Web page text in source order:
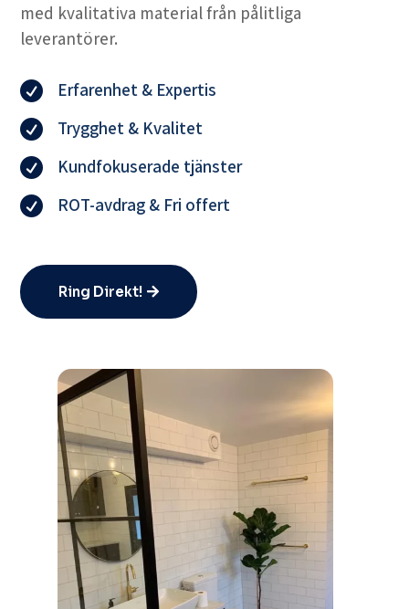
med kvalitativa material från pålitliga
leverantörer.
 Erfarenhet & Expertis
 Trygghet & Kvalitet
 Kundfokuserade tjänster
 ROT-avdrag & Fri offert
Ring Direkt!